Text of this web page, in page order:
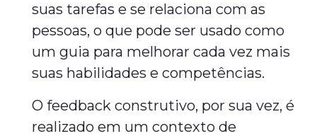
suas tarefas e se relaciona com as
pessoas, o que pode ser usado como
um guia para melhorar cada vez mais
suas habilidades e competências.
O feedback construtivo, por sua vez, é
realizado em um contexto de